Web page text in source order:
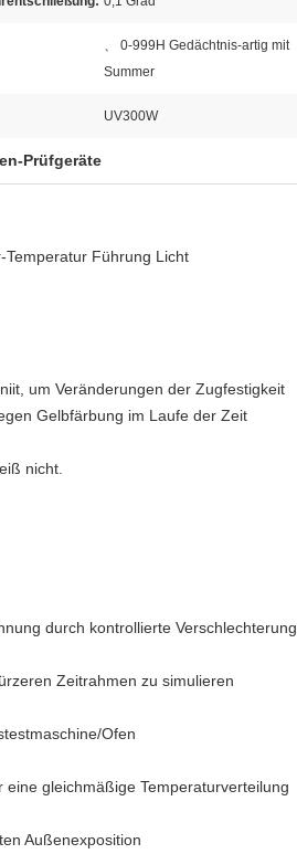
、 0-999H Gedächtnis-artig mit
Summer
UV300W
Prüfgeräte
Temperatur Führung Licht
um Veränderungen der Zugfestigkeit
Gelbfärbung im Laufe der Zeit
nicht.
durch kontrollierte Verschlechterung
Zeitrahmen zu simulieren
Ofen
gleichmäßige Temperaturverteilung
Außenexposition